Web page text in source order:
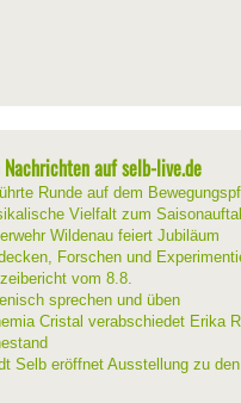
Nachrichten auf selb-live.de
Runde auf dem
Vielfalt zum
Wildenau feiert Jubiläum
Forschen und
vom 8.8.
sprechen und üben
Cristal verabschiedet Erika
Selb eröffnet Ausstellung zu